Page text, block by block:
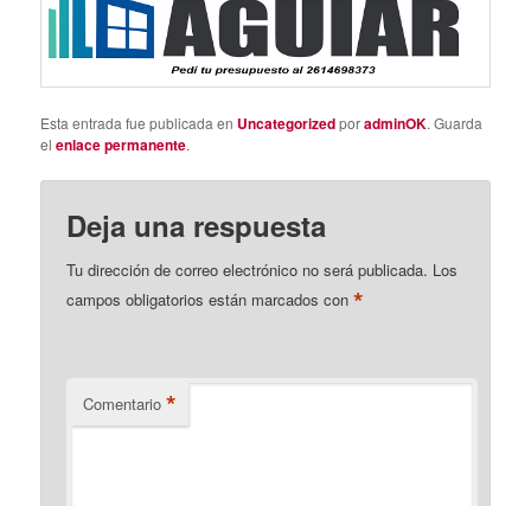
Esta entrada fue publicada en UncategorizedporadminOK. Guarda
elenlace permanente.
Deja una respuesta
Tu dirección de correo electrónico no será publicada. Los
campos obligatorios están marcados con*
Comentario *